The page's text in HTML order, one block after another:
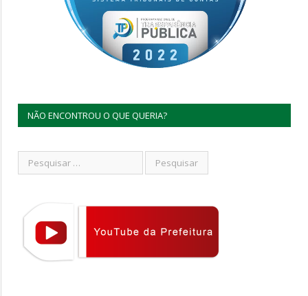
NÃO ENCONTROU O QUE QUERIA?